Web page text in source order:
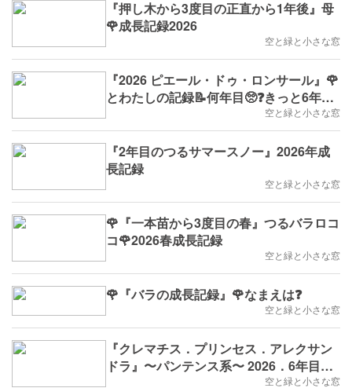
『押し木から3度目の正直から1年後』母
🌹成長記録2026
空と緑と小さな窓
『2026 ピエール・ドゥ・ロンサール』🌹
とわたしの記録📝何年目🥺❓きっと6年目
空と緑と小さな窓
『2年目のつるサマースノー』2026年成
長記録
空と緑と小さな窓
🌹『一本苗から3度目の春』つるバラロコ
コ🌹2026春成長記録
空と緑と小さな窓
🌹『バラの成長記録』🌹なまえは❓
空と緑と小さな窓
『クレマチス．プリンセス．アレクサン
ドラ』〜パンテンス系〜 2026．6年目成
空と緑と小さな窓